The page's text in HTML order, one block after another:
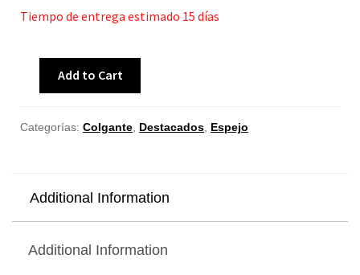
Tiempo de entrega estimado 15 días
Add to Cart
Categorías: Colgante, Destacados, Espejo
Additional Information
Additional Information